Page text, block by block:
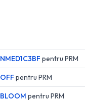
NMED1C3BF pentruPRM
OFF pentruPRM
BLOOM pentruPRM